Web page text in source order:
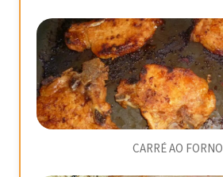
CARRÉ AO FORNO